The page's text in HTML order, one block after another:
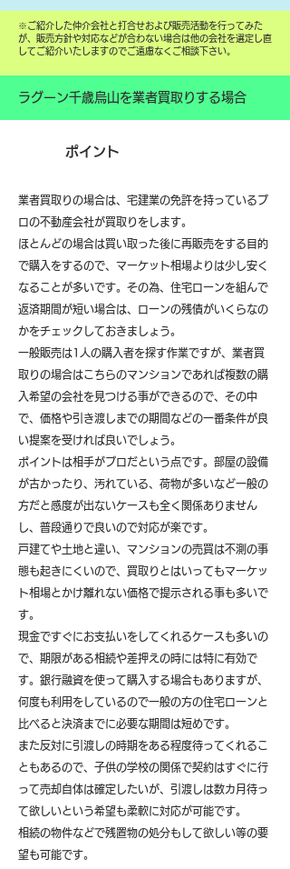
​※ご紹介した仲介会社と打合せおよび販売活動を行ってみた
が、販売方針や対応などが合わない場合は他の会社を選定し直
してご紹介いたしますのでご遠慮なくご相談下さい。
ラグーン千歳烏山を業者買取りする場合
ポイント
業者買取りの場合は、宅建業の免許を持っているプ
ロの不動産会社が買取りをします。
ほとんどの場合は買い取った後に再販売をする目的
で購入をするので、マーケット相場よりは少し安く
なることが多いです。その為、住宅ローンを組んで
返済期間が短い場合は、ローンの残債がいくらなの
かをチェックしておきましょう。
一般販売は1人の購入者を探す作業ですが、業者買
取りの場合はこちらのマンションであれば複数の購
入希望の会社を見つける事ができるので、その中
で、価格や引き渡しまでの期間などの一番条件が良
い提案を受ければ良いでしょう。
ポイントは相手がプロだという点です。部屋の設備
が古かったり、汚れている、荷物が多いなど一般の
方だと感度が出ないケースも全く関係ありません
し、普段通りで良いので対応が楽です。
戸建てや土地と違い、マンションの売買は不測の事
態も起きにくいので、買取りとはいってもマーケッ
ト相場とかけ離れない価格で提示される事も多いで
す。
現金ですぐにお支払いをしてくれるケースも多いの
で、期限がある相続や差押えの時には特に有効で
す。銀行融資を使って購入する場合もありますが、
何度も利用をしているので一般の方の住宅ローンと
比べると決済までに必要な期間は短めです。
また反対に引渡しの時期をある程度待ってくれるこ
ともあるので、子供の学校の関係で契約はすぐに行
って売却自体は確定したいが、引渡しは数カ月待っ
て欲しいという希望も柔軟に対応が可能です。
​相続の物件などで残置物の処分もして欲しい等の要
望も可能です。